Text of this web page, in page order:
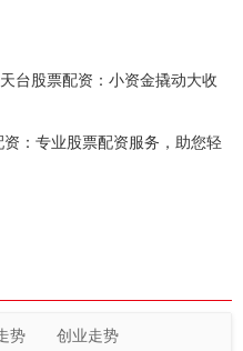
台股票配资：小资金撬动大收
：专业股票配资服务，助您轻
势 创业走势